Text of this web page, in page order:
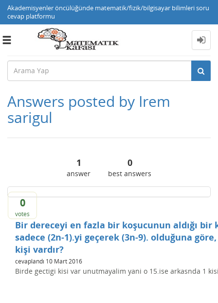
Akademisyenler öncülüğünde matematik/fizik/bilgisayar bilimleri soru
cevap platformu
Toggle
Answers posted by Irem
sarigul
1
answer
0
best answers
0
votes
Bir dereceyi en fazla bir koşucunun aldığı bir
sadece (2n-1).yi geçerek (3n-9). olduğuna
kişi vardır?
cevaplandı 10 Mart 2016
Birde gectigi kisi var unutmayalim yani o 15.ise arkasnda 1